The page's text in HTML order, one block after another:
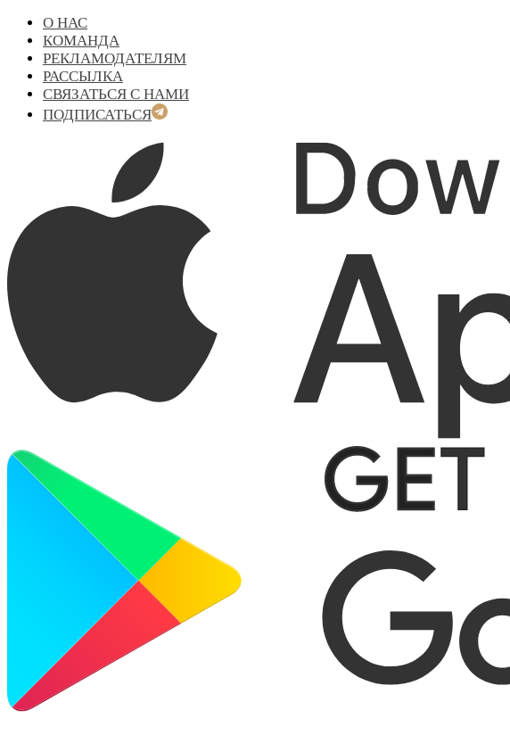
О НАС
КОМАНДА
РЕКЛАМОДАТЕЛЯМ
РАССЫЛКА
СВЯЗАТЬСЯ С НАМИ
ПОДПИСАТЬСЯ